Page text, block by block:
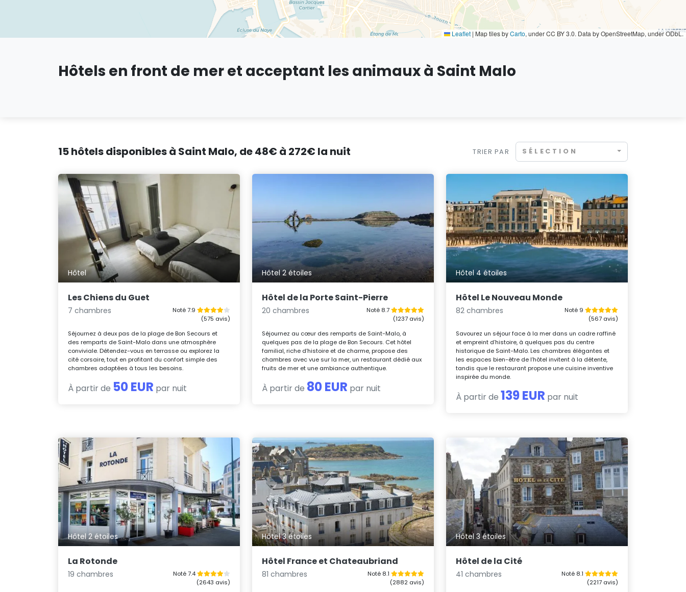
Leaflet | Map tiles byCarto, under CC BY 3.0. Data by OpenStreetMap, under ODbL.
Hôtels en front de mer et acceptant les animaux à Saint Malo
15 hôtels disponibles à Saint Malo, de 48€ à 272€ la nuit TRIER PAR SÉLECTION
Hôtel
Les Chiens du Guet
7 chambres
Noté 7.9
(575 avis)
Séjournez à deux pas de la plage de Bon Secours et
des remparts de Saint-Malo dans une atmosphère
conviviale. Détendez-vous en terrasse ou explorez la
cité corsaire, tout en profitant du confort simple des
chambres adaptées à tous les besoins.
À partir de 50 EUR par nuit
Hôtel 2 étoiles
Hôtel de la Porte Saint-Pierre
20 chambres
Noté 8.7
(1237 avis)
Séjournez au cœur des remparts de Saint-Malo, à
quelques pas de la plage de Bon Secours. Cet hôtel
familial, riche d’histoire et de charme, propose des
chambres avec vue sur la mer, un restaurant dédié aux
fruits de mer et une ambiance authentique.
À partir de 80 EUR par nuit
Hôtel 4 étoiles
Hôtel Le Nouveau Monde
82 chambres
Noté 9
(567 avis)
Savourez un séjour face à la mer dans un cadre raffiné
et empreint d’histoire, à quelques pas du centre
historique de Saint-Malo. Les chambres élégantes et
les espaces bien-être de l’hôtel invitent à la détente,
tandis que le restaurant propose une cuisine inventive
inspirée du monde.
À partir de 139 EUR par nuit
Hôtel 2 étoiles
La Rotonde
19 chambres
Noté 7.4
(2643 avis)
Hôtel 3 étoiles
Hôtel France et Chateaubriand
81 chambres
Noté 8.1
(2882 avis)
Hôtel 3 étoiles
Hôtel de la Cité
41 chambres
Noté 8.1
(2217 avis)